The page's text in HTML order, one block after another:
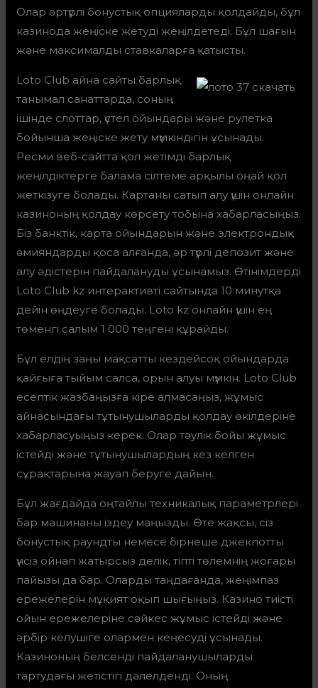
Олар әртүрлі бонустық опцияларды қолдайды, бұл
казинода жеңіске жетуді жеңілдетеді. Бұл шағын
және максималды ставкаларға қатысты.
Loto Club айна сайты барлық
танымал санаттарда, соның
ішінде слоттар, үстел ойындары және рулетка
бойынша жеңіске жету мүмкіндігін ұсынады.
Ресми веб-сайтта қол жетімді барлық
жеңілдіктерге балама сілтеме арқылы оңай қол
жеткізуге болады. Картаны сатып алу үшін онлайн
казиноның қолдау көрсету тобына хабарласыңыз.
Біз банктік, карта ойындарын және электрондық
әмияндарды қоса алғанда, әр түрлі депозит және
алу әдістерін пайдалануды ұсынамыз. Өтінімдерді
Loto Club kz интерактивті сайтында 10 минутқа
дейін өңдеуге болады. Loto kz онлайн үшін ең
төменгі салым 1 000 теңгені құрайды.
Бұл елдің заңы мақсатты кездейсоқ ойындарда
қайғыға тыйым салса, орын алуы мүмкін. Loto Club
есептік жазбаңызға кіре алмасаңыз, жұмыс
айнасындағы тұтынушыларды қолдау өкілдеріне
хабарласуыңыз керек. Олар тәулік бойы жұмыс
істейді және тұтынушылардың кез келген
сұрақтарына жауап беруге дайын.
Бұл жағдайда оңтайлы техникалық параметрлері
бар машинаны іздеу маңызды. Өте жақсы, сіз
бонустық раундты немесе бірнеше джекпотты
үнсіз ойнап жатырсыз делік, тіпті төлемнің жоғары
пайызы да бар. Оларды таңдағанда, жеңімпаз
ережелерін мұқият оқып шығыңыз. Казино тиісті
ойын ережелеріне сәйкес жұмыс істейді және
әрбір келушіге олармен кеңесуді ұсынады.
Казиноның белсенді пайдаланушыларды
тартудағы жетістігі дәлелденді. Оның